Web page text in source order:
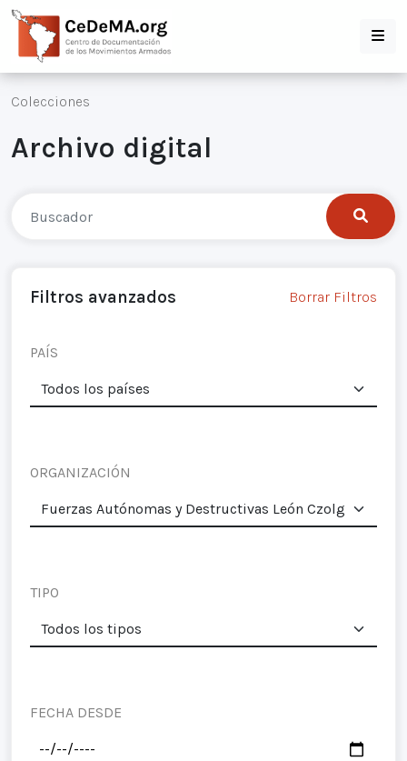
Colecciones
Archivo digital
Filtros avanzados Borrar Filtros
PAÍS
ORGANIZACIÓN
TIPO
FECHA DESDE